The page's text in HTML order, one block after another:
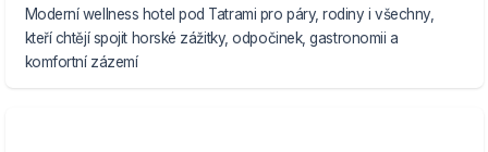
Moderní wellness hotel pod Tatrami pro páry, rodiny i všechny,
kteří chtějí spojit horské zážitky, odpočinek, gastronomii a
komfortní zázemí